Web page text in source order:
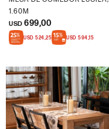
1.60M
USD 699,00
USD 524,25 USD 594,15